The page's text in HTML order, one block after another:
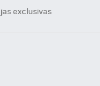
exclusivas